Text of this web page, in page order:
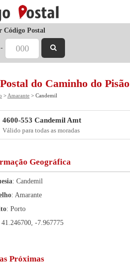
Código Postal
-
do Caminho do Pisão
> Amarante > Candemil
4600-553 Candemil Amt
Válido para todas as moradas
Geográfica
: Candemil
: Amarante
: Porto
41.246700, -7.967775
Próximas